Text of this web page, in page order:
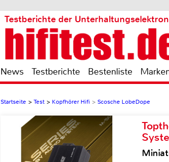
Testberichte der
News Testberichte Bestenliste
Startseite > Test > Kopfhörer Hifi > Scosche LobeDope